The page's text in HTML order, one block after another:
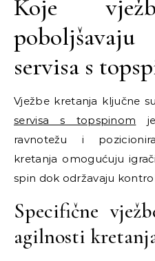
Koje
servisa s
Vježbe kretanja ključne
servisa s topspinom
ravnotežu i
kretanja omogućuju
spin dok održavaju
Specifične
agilnosti